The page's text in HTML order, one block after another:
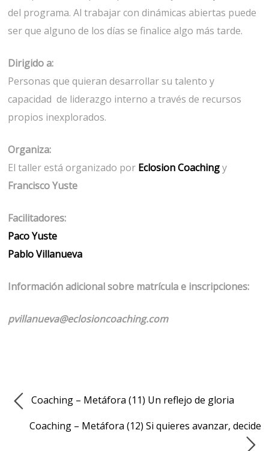
del programa. Al trabajar con dinámicas abiertas puede
ser que alguno de los días se finalice algo más tarde.
Dirigido a:
Personas que quieran desarrollar su talento y
capacidad de liderazgo interno a través de recursos
propios inexplorados.
Organiza:
El taller está organizado por Eclosion Coaching y
Francisco Yuste
Facilitadores:
Paco Yuste
Pablo Villanueva
Información adicional sobre matrícula e inscripciones:
pvillanueva@eclosioncoaching.com
Coaching – Metáfora (11) Un reflejo de gloria
Coaching – Metáfora (12) Si quieres avanzar, decide